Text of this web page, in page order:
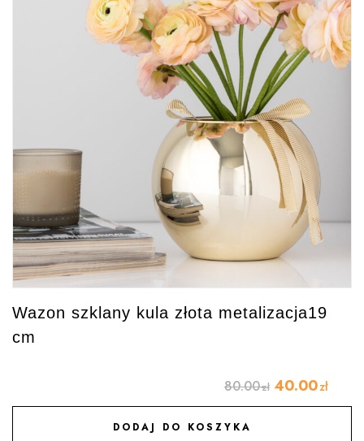
Wazon szklany kula złota metalizacja19
cm
80.00zł 40.00zł
DODAJ DO KOSZYKA
DODAJ DO ULUBIONYCH